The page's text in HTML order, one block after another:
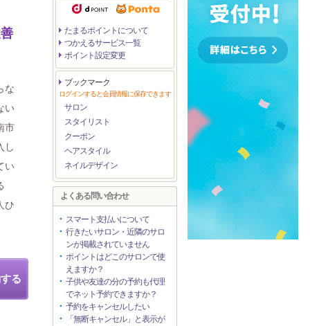
な
い
市
し
い
ひ
る
たまるポイントについて
つかえるサービス一覧
ポイント設定変更
ブックマーク
ログインすると会員情報に保存できます
サロン
スタイリスト
クーポン
ヘアスタイル
ネイルデザイン
よくある問い合わせ
スマート支払いについて
行きたいサロン・近隣のサロ
ンが掲載されていません
ポイントはどこのサロンで使
えますか？
子供や友達の分の予約も代理
でネット予約できますか？
予約をキャンセルしたい
「無断キャンセル」と表示が